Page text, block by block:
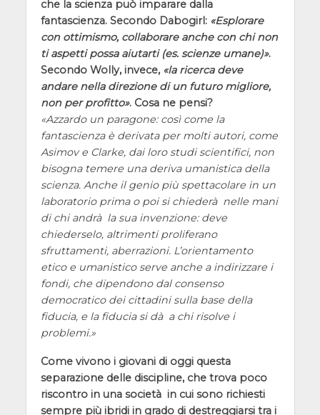
che la scienza può imparare dalla
fantascienza. Secondo Dabogirl: Esplorare
con ottimismo, collaborare anche con chi non
ti aspetti possa aiutarti (es. scienze umane) .
Secondo Wolly, invece, la ricerca deve
andare nella direzione di un futuro migliore,
non per profitto . Cosa ne pensi?
Azzardo un paragone: così come la
fantascienza è derivata per molti autori, come
Asimov e Clarke, dai loro studi scientifici, non
bisogna temere una deriva umanistica della
scienza. Anche il genio più spettacolare in un
laboratorio prima o poi si chiederà nelle mani
di chi andrà la sua invenzione: deve
chiederselo, altrimenti proliferano
sfruttamenti, aberrazioni. L’orientamento
etico e umanistico serve anche a indirizzare i
fondi, che dipendono dal consenso
democratico dei cittadini sulla base della
fiducia, e la fiducia si dà a chi risolve i
problemi.
Come vivono i giovani di oggi questa
separazione delle discipline, che trova poco
riscontro in una società in cui sono richiesti
sempre più ibridi in grado di destreggiarsi tra i